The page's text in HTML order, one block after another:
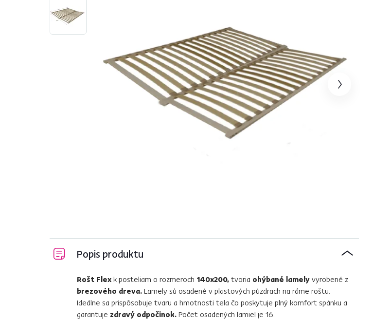
Popis produktu
Rošt Flex k posteliam o rozmeroch 140x200, tvoria ohýbané lamely vyrobené z
brezového dreva. Lamely sú osadené v plastových púzdrach na ráme roštu.
Ideálne sa prispôsobuje tvaru a hmotnosti tela čo poskytuje plný komfort spánku a
garantuje zdravý odpočinok. Počet osadených lamiel je 16.